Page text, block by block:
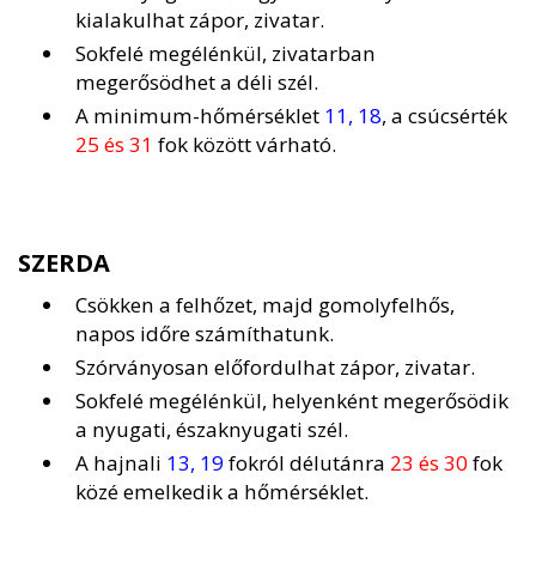
kialakulhat zápor, zivatar.
Sokfelé megélénkül, zivatarban
megerősödhet a déli szél.
A minimum-hőmérséklet 11, 18, a csúcsérték
25 és 31 fok között várható.
SZERDA
Csökken a felhőzet, majd gomolyfelhős,
napos időre számíthatunk.
Szórványosan előfordulhat zápor, zivatar.
Sokfelé megélénkül, helyenként megerősödik
a nyugati, északnyugati szél.
A hajnali 13, 19fokról délutánra 23 és 30fok
közé emelkedik a hőmérséklet.